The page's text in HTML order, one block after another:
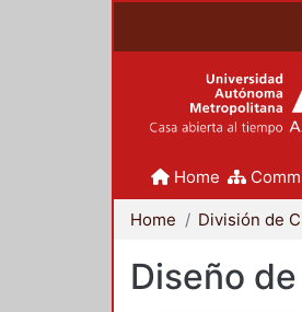
Home
Home
Diseño